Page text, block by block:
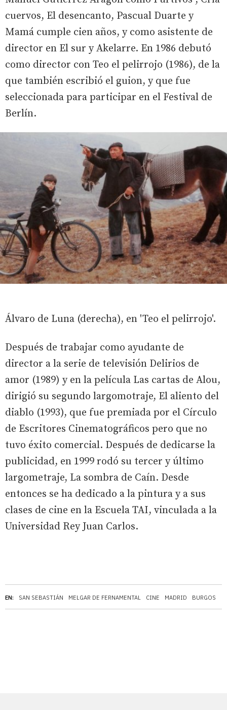
EN: SAN SEBASTIÁN MELGAR DE FERNAMENTAL CINE MADRID BURGOS
cuervos, El desencanto, Pascual Duarte y
Mamá cumple cien años, y como asistente de
director en El sur y Akelarre. En 1986 debutó
como director con Teo el pelirrojo (1986), de la
que también escribió el guion, y que fue
seleccionada para participar en el Festival de
Berlín.
Álvaro de Luna (derecha), en 'Teo el pelirrojo'.
Después de trabajar como ayudante de
director a la serie de televisión Delirios de
amor (1989) y en la película Las cartas de Alou,
dirigió su segundo largomotraje, El aliento del
diablo (1993), que fue premiada por el Círculo
de Escritores Cinematográficos pero que no
tuvo éxito comercial. Después de dedicarse la
publicidad, en 1999 rodó su tercer y último
largometraje, La sombra de Caín. Desde
entonces se ha dedicado a la pintura y a sus
clases de cine en la Escuela TAI, vinculada a la
Universidad Rey Juan Carlos.